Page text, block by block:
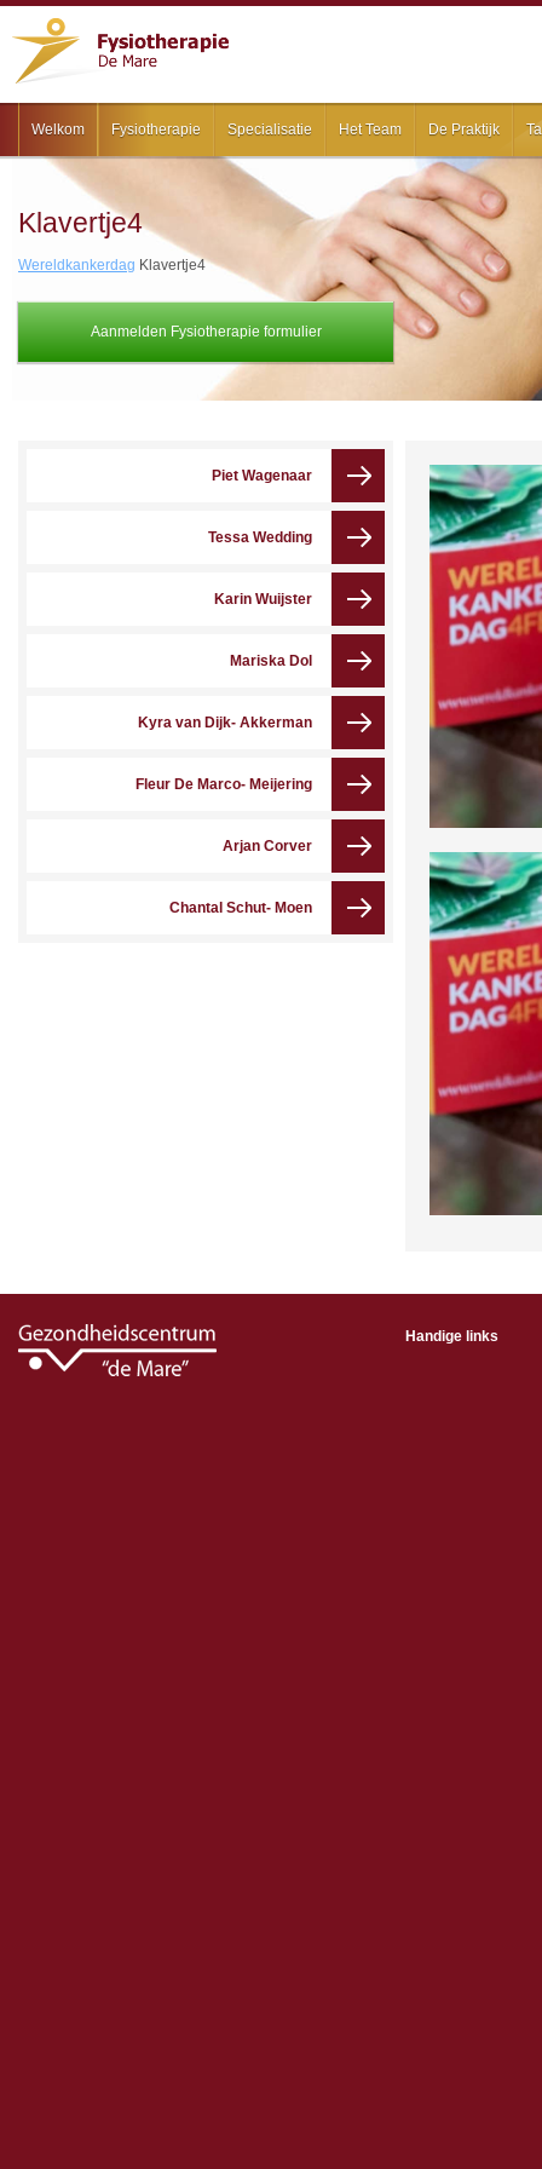
Welkom Fysiotherapie Specialisatie Het Team De Praktijk
Aanmelden Fysiotherapie formulier
Klavertje4
Wereldkankerdag Klavertje4
Piet Wagenaar
Tessa Wedding
Karin Wuijster
Mariska Dol
Kyra van Dijk- Akkerman
Fleur De Marco- Meijering
Arjan Corver
Chantal Schut- Moen
Handige links